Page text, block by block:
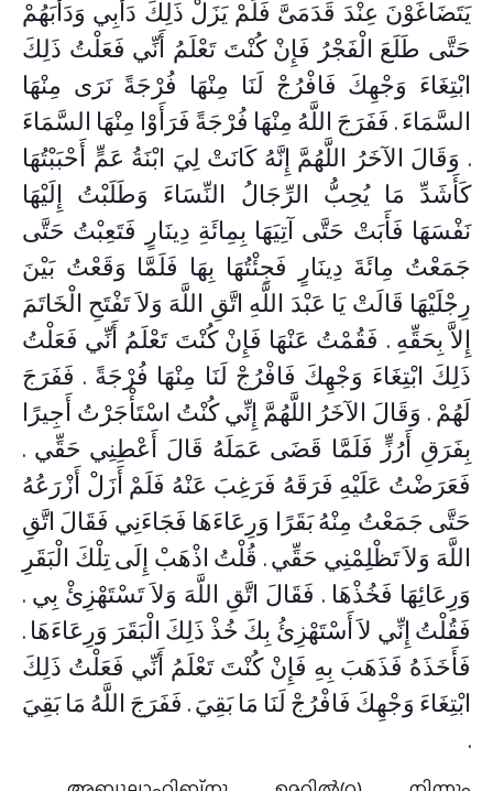
يَتَضَاغَوْنَ عِنْدَ قَدَمَىَّ فَلَمْ يَزَلْ ذَلِكَ دَأْبِي وَدَأْبَهُمْ
حَتَّى طَلَعَ الْفَجْرُ فَإِنْ كُنْتَ تَعْلَمُ أَنِّي فَعَلْتُ ذَلِكَ
ابْتِغَاءَ وَجْهِكَ فَافْرُجْ لَنَا مِنْهَا فُرْجَةً نَرَى مِنْهَا
السَّمَاءَ ‏.‏ فَفَرَجَ اللَّهُ مِنْهَا فُرْجَةً فَرَأَوْا مِنْهَا السَّمَاءَ
‏.‏ وَقَالَ الآخَرُ اللَّهُمَّ إِنَّهُ كَانَتْ لِيَ ابْنَةُ عَمٍّ أَحْبَبْتُهَا
كَأَشَدِّ مَا يُحِبُّ الرِّجَالُ النِّسَاءَ وَطَلَبْتُ إِلَيْهَا
نَفْسَهَا فَأَبَتْ حَتَّى آتِيَهَا بِمِائَةِ دِينَارٍ فَتَعِبْتُ حَتَّى
جَمَعْتُ مِائَةَ دِينَارٍ فَجِئْتُهَا بِهَا فَلَمَّا وَقَعْتُ بَيْنَ
رِجْلَيْهَا قَالَتْ يَا عَبْدَ اللَّهِ اتَّقِ اللَّهَ وَلاَ تَفْتَحِ الْخَاتَمَ
إِلاَّ بِحَقِّهِ ‏.‏ فَقُمْتُ عَنْهَا فَإِنْ كُنْتَ تَعْلَمُ أَنِّي فَعَلْتُ
ذَلِكَ ابْتِغَاءَ وَجْهِكَ فَافْرُجْ لَنَا مِنْهَا فُرْجَةً ‏.‏ فَفَرَجَ
لَهُمْ ‏.‏ وَقَالَ الآخَرُ اللَّهُمَّ إِنِّي كُنْتُ اسْتَأْجَرْتُ أَجِيرًا
بِفَرَقِ أَرُزٍّ فَلَمَّا قَضَى عَمَلَهُ قَالَ أَعْطِنِي حَقِّي ‏.‏
فَعَرَضْتُ عَلَيْهِ فَرَقَهُ فَرَغِبَ عَنْهُ فَلَمْ أَزَلْ أَزْرَعُهُ
حَتَّى جَمَعْتُ مِنْهُ بَقَرًا وَرِعَاءَهَا فَجَاءَنِي فَقَالَ اتَّقِ
اللَّهَ وَلاَ تَظْلِمْنِي حَقِّي ‏.‏ قُلْتُ اذْهَبْ إِلَى تِلْكَ الْبَقَرِ
وَرِعَائِهَا فَخُذْهَا ‏.‏ فَقَالَ اتَّقِ اللَّهَ وَلاَ تَسْتَهْزِئْ بِي ‏.‏
فَقُلْتُ إِنِّي لاَ أَسْتَهْزِئُ بِكَ خُذْ ذَلِكَ الْبَقَرَ وَرِعَاءَهَا ‏.‏
فَأَخَذَهُ فَذَهَبَ بِهِ فَإِنْ كُنْتَ تَعْلَمُ أَنِّي فَعَلْتُ ذَلِكَ
ابْتِغَاءَ وَجْهِكَ فَافْرُجْ لَنَا مَا بَقِيَ ‏.‏ فَفَرَجَ اللَّهُ مَا بَقِيَ
‏.‏